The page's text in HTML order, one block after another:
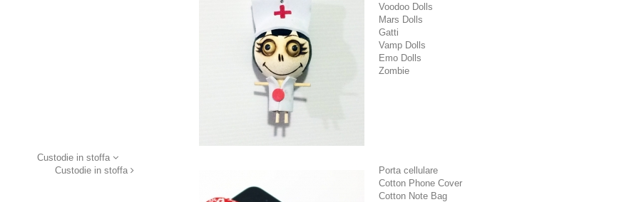
Voodoo Dolls
Mars Dolls
Gatti
Vamp Dolls
Emo Dolls
Zombie
Custodie in stoffa
Custodie in stoffa
Porta cellulare
Cotton Phone Cover
Cotton Note Bag